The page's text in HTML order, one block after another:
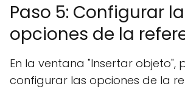
Paso 5: Configurar
opciones de la
En la ventana "Insertar objeto",
configurar las opciones de la